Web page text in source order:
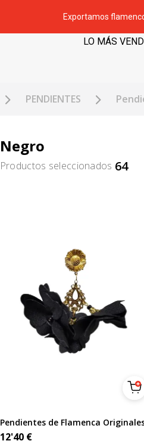
Exportamos
LO MÁS
PENDIENTES
Negro
Productos seleccionados 64
Pendientes de Flamenca
12'40€